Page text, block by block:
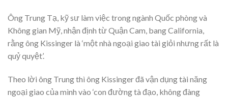
Ông Trung Tạ, kỹ sư làm việc trong ngành Quốc phòng và
Không gian Mỹ, nhận định từ Quận Cam, bang California,
rằng ông Kissinger là ‘một nhà ngoại giao tài giỏi nhưng rất là
quỷ quyệt’.
Theo lời ông Trung thì ông Kissinger đã vận dụng tài năng
ngoại giao của mình vào ‘con đường tà đạo, không đàng